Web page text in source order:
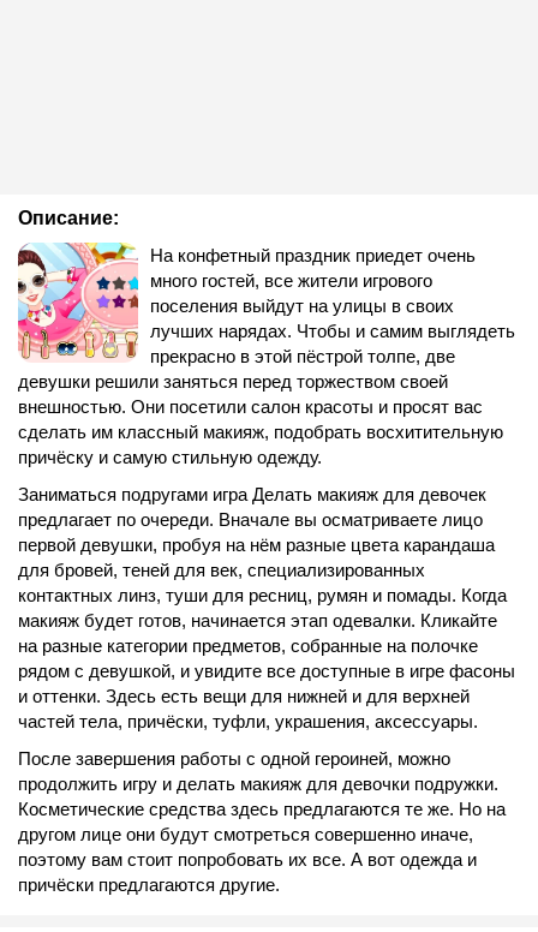
Описание:
На конфетный праздник приедет очень
много гостей, все жители игрового
поселения выйдут на улицы в своих
лучших нарядах. Чтобы и самим выглядеть
прекрасно в этой пёстрой толпе, две
девушки решили заняться перед торжеством своей
внешностью. Они посетили салон красоты и просят вас
сделать им классный макияж, подобрать восхитительную
причёску и самую стильную одежду.
Заниматься подругами игра Делать макияж для девочек
предлагает по очереди. Вначале вы осматриваете лицо
первой девушки, пробуя на нём разные цвета карандаша
для бровей, теней для век, специализированных
контактных линз, туши для ресниц, румян и помады. Когда
макияж будет готов, начинается этап одевалки. Кликайте
на разные категории предметов, собранные на полочке
рядом с девушкой, и увидите все доступные в игре фасоны
и оттенки. Здесь есть вещи для нижней и для верхней
частей тела, причёски, туфли, украшения, аксессуары.
После завершения работы с одной героиней, можно
продолжить игру и делать макияж для девочки подружки.
Косметические средства здесь предлагаются те же. Но на
другом лице они будут смотреться совершенно иначе,
поэтому вам стоит попробовать их все. А вот одежда и
причёски предлагаются другие.